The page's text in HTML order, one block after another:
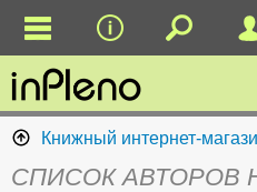
Книжный интернет-
СПИСОК АВТОРОВ